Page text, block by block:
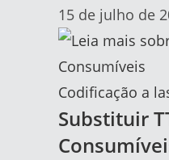
15 de julho de
Codificação a
Substituir